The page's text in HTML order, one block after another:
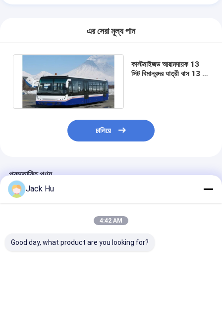
এর সেরা মূল্য পান
কাস্টমাইজড আরামদায়ক 13
সিট বিমানবন্দর যাত্রী বাস 13 মি
চালিয়ে
প্রস্তাবিত পণ্য
Jack Hu
4:42 AM
Good day, what product are you looking for?